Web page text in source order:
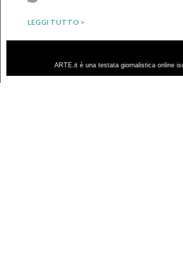
LEGGI TUTTO >
ARTE.it è una testata giornalistica online